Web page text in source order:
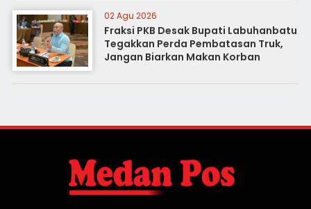
02 Agu 2026
Fraksi PKB Desak Bupati Labuhanbatu
Tegakkan Perda Pembatasan Truk,
Jangan Biarkan Makan Korban